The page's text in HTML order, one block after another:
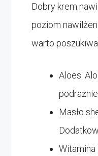
Dobry krem
poziom
warto
Aloes:
Masło
Witamina